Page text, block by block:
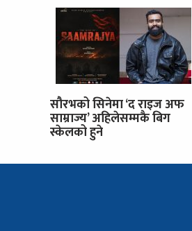
सौरभको सिनेमा ‘द राइज अफ
साम्राज्य’ अहिलेसम्मकै बिग
स्केलको हुने